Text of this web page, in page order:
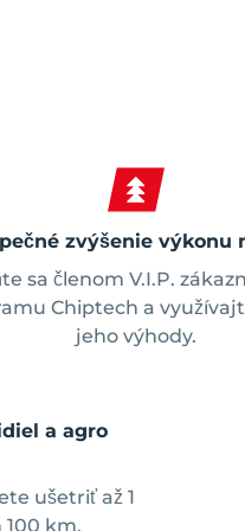
zvýšenie výkonu
sa členom V.I.P.
Chiptech a
jeho výhody.
a agro
ušetriť až 1
km.